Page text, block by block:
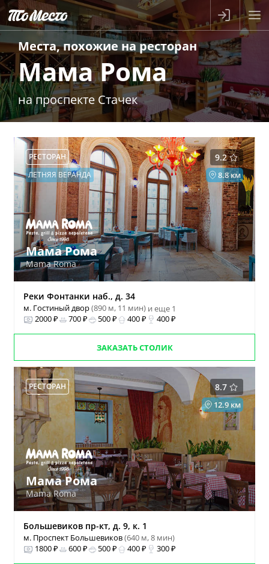
Места, похожие наресторан
Мама Рома
на проспекте Стачек
9.2
РЕСТОРАН
8.8 км
ЛЕТНЯЯ ВЕРАНДА
Мама Рома
Mama Roma
Реки Фонтанки наб., д. 34
м. Гостиный двор(890 м, 11 мин) и еще 1
2000 ₽
700 ₽ 500 ₽ 400 ₽ 400 ₽
ЗАКАЗАТЬ СТОЛИК
8.7
РЕСТОРАН
12.9 км
Мама Рома
Mama Roma
Большевиков пр-кт, д. 9, к. 1
м. Проспект Большевиков(640 м, 8 мин)
1800 ₽
600 ₽ 500 ₽ 400 ₽ 300 ₽